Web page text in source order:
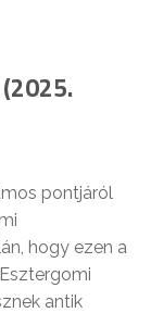
pontjáról
hogy ezen a
antik